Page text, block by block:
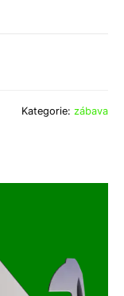
Kategorie: zábava